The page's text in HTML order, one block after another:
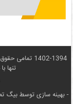
تنها
- بهینه سازی توسطبیگ